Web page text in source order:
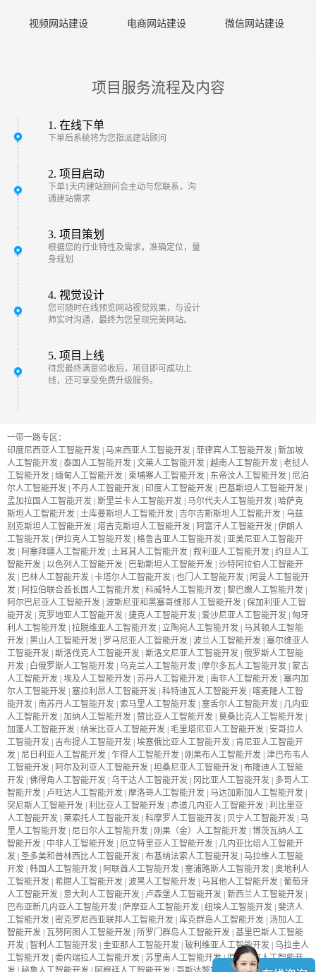
视频网站建设 电商网站建设 微信网站建设
项目服务流程及内容
1. 在线下单
下单后系统将为您指派建站顾问
2. 项目启动
下单1天内建站顾问会主动与您联系，沟
通建站需求
3. 项目策划
根据您的行业特性及需求，准确定位，量
身规划
4. 视觉设计
您可随时在线预览网站视觉效果，与设计
师实时沟通，最终为您呈现完美网站。
5. 项目上线
待您最终满意验收后，项目即可成功上
线，还可享受免费升级服务。
一带一路专区：
印度尼西亚人工智能开发 | 马来西亚人工智能开发 | 菲律宾人工智能开发 | 新加坡
人工智能开发 | 泰国人工智能开发 | 文莱人工智能开发 | 越南人工智能开发 | 老挝人
工智能开发 | 缅甸人工智能开发 | 柬埔寨人工智能开发 | 东帝汶人工智能开发 | 尼泊
尔人工智能开发 | 不丹人工智能开发 | 印度人工智能开发 | 巴基斯坦人工智能开发 |
孟加拉国人工智能开发 | 斯里兰卡人工智能开发 | 马尔代夫人工智能开发 | 哈萨克
斯坦人工智能开发 | 土库曼斯坦人工智能开发 | 吉尔吉斯斯坦人工智能开发 | 乌兹
别克斯坦人工智能开发 | 塔吉克斯坦人工智能开发 | 阿富汗人工智能开发 | 伊朗人
工智能开发 | 伊拉克人工智能开发 | 格鲁吉亚人工智能开发 | 亚美尼亚人工智能开
发 | 阿塞拜疆人工智能开发 | 土耳其人工智能开发 | 叙利亚人工智能开发 | 约旦人工
智能开发 | 以色列人工智能开发 | 巴勒斯坦人工智能开发 | 沙特阿拉伯人工智能开
发 | 巴林人工智能开发 | 卡塔尔人工智能开发 | 也门人工智能开发 | 阿曼人工智能开
发 | 阿拉伯联合酋长国人工智能开发 | 科威特人工智能开发 | 黎巴嫩人工智能开发 |
阿尔巴尼亚人工智能开发 | 波斯尼亚和黑塞哥维那人工智能开发 | 保加利亚人工智
能开发 | 克罗地亚人工智能开发 | 捷克人工智能开发 | 爱沙尼亚人工智能开发 | 匈牙
利人工智能开发 | 拉脱维亚人工智能开发 | 立陶宛人工智能开发 | 马其顿人工智能
开发 | 黑山人工智能开发 | 罗马尼亚人工智能开发 | 波兰人工智能开发 | 塞尔维亚人
工智能开发 | 斯洛伐克人工智能开发 | 斯洛文尼亚人工智能开发 | 俄罗斯人工智能
开发 | 白俄罗斯人工智能开发 | 乌克兰人工智能开发 | 摩尔多瓦人工智能开发 | 蒙古
人工智能开发 | 埃及人工智能开发 | 苏丹人工智能开发 | 南非人工智能开发 | 塞内加
尔人工智能开发 | 塞拉利昂人工智能开发 | 科特迪瓦人工智能开发 | 喀麦隆人工智
能开发 | 南苏丹人工智能开发 | 索马里人工智能开发 | 塞舌尔人工智能开发 | 几内亚
人工智能开发 | 加纳人工智能开发 | 赞比亚人工智能开发 | 莫桑比克人工智能开发 |
加蓬人工智能开发 | 纳米比亚人工智能开发 | 毛里塔尼亚人工智能开发 | 安哥拉人
工智能开发 | 吉布提人工智能开发 | 埃塞俄比亚人工智能开发 | 肯尼亚人工智能开
发 | 尼日利亚人工智能开发 | 乍得人工智能开发 | 刚果布人工智能开发 | 津巴布韦人
工智能开发 | 阿尔及利亚人工智能开发 | 坦桑尼亚人工智能开发 | 布隆迪人工智能
开发 | 佛得角人工智能开发 | 乌干达人工智能开发 | 冈比亚人工智能开发 | 多哥人工
智能开发 | 卢旺达人工智能开发 | 摩洛哥人工智能开发 | 马达加斯加人工智能开发 |
突尼斯人工智能开发 | 利比亚人工智能开发 | 赤道几内亚人工智能开发 | 利比里亚
人工智能开发 | 莱索托人工智能开发 | 科摩罗人工智能开发 | 贝宁人工智能开发 | 马
里人工智能开发 | 尼日尔人工智能开发 | 刚果（金）人工智能开发 | 博茨瓦纳人工
智能开发 | 中非人工智能开发 | 厄立特里亚人工智能开发 | 几内亚比绍人工智能开
发 | 圣多美和普林西比人工智能开发 | 布基纳法索人工智能开发 | 马拉维人工智能
开发 | 韩国人工智能开发 | 阿联酋人工智能开发 | 塞浦路斯人工智能开发 | 奥地利人
工智能开发 | 希腊人工智能开发 | 波黑人工智能开发 | 马耳他人工智能开发 | 葡萄牙
人工智能开发 | 意大利人工智能开发 | 卢森堡人工智能开发 | 新西兰人工智能开发 |
巴布亚新几内亚人工智能开发 | 萨摩亚人工智能开发 | 纽埃人工智能开发 | 斐济人
工智能开发 | 密克罗尼西亚联邦人工智能开发 | 库克群岛人工智能开发 | 汤加人工
智能开发 | 瓦努阿图人工智能开发 | 所罗门群岛人工智能开发 | 基里巴斯人工智能
开发 | 智利人工智能开发 | 圭亚那人工智能开发 | 玻利维亚人工智能开发 | 乌拉圭人
工智能开发 | 委内瑞拉人工智能开发 | 苏里南人工智能开发|厄瓜多尔人工智能开